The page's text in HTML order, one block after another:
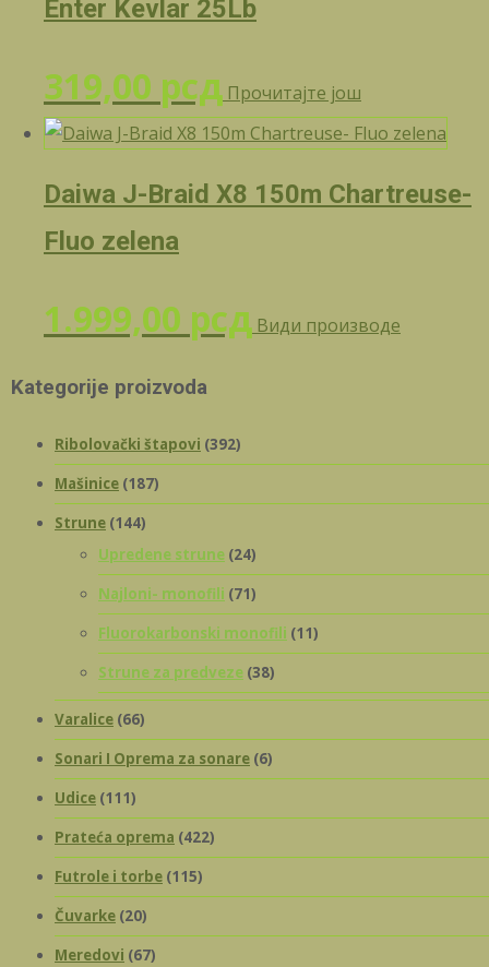
Enter Kevlar 25Lb
319,00 рсд Прочитајте још
Daiwa J-Braid X8 150m Chartreuse-
Fluo zelena
1.999,00 рсд Види производе
Kategorije proizvoda
Ribolovački štapovi (392)
Mašinice (187)
Strune (144)
Upredene strune (24)
Najloni- monofili (71)
Fluorokarbonski monofili (11)
Strune za predveze (38)
Varalice (66)
Sonari I Oprema za sonare (6)
Udice (111)
Prateća oprema (422)
Futrole i torbe (115)
Čuvarke (20)
Meredovi (67)